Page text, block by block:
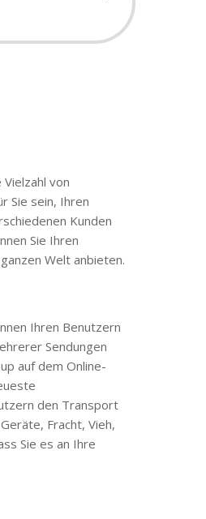
von
Sie sein, Ihren
Kunden
Sie Ihren
Welt anbieten.
Ihren Benutzern
Sendungen
auf dem Online-
den Transport
Fracht, Vieh,
Sie es an Ihre